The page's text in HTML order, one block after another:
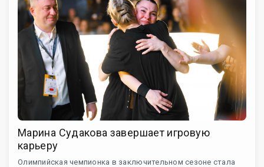
Марина Судакова завершает игровую
карьеру
Олимпийская чемпионка в заключительном сезоне стала